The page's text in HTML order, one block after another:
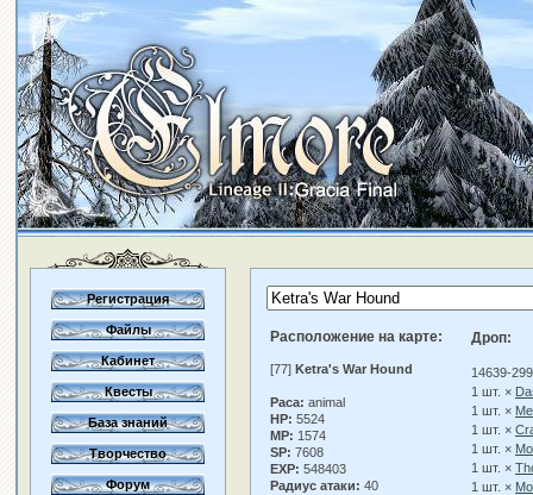
Регистрация
Файлы
Кабинет
Квесты
База знаний
Творчество
Форум
Расположение на карте:
[77] Ketra's War Hound
Раса: animal
HP: 5524
MP: 1574
SP: 7608
EXP: 548403
Радиус атаки: 40
Дроп:
14639-
1 шт. ×
1 шт. ×
1 шт. ×
1 шт. ×
1 шт. ×
1 шт. ×